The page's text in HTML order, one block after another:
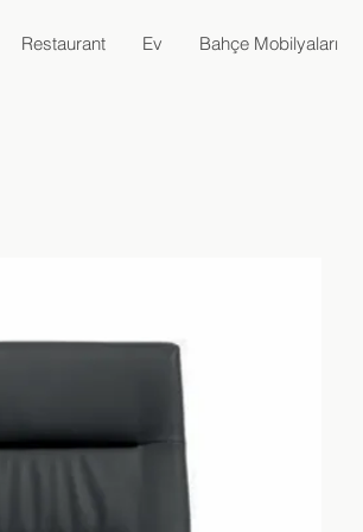
Restaurant Ev Bahçe Mobilyaları